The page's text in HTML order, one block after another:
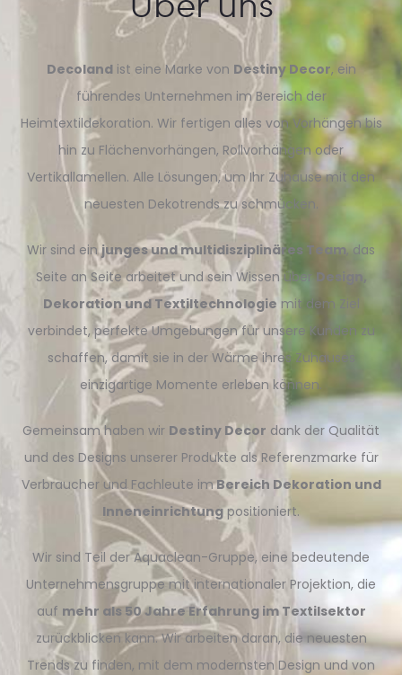
Decolandist eine Marke von Destiny Decor, ein
führendes Unternehmen im Bereich der
Heimtextildekoration. Wir fertigen alles von Vorhängen bis
hin zu Flächenvorhängen, Rollvorhängen oder
Vertikallamellen. Alle Lösungen, um Ihr Zuhause mit den
neuesten Dekotrends zu schmücken.
Wir sind einjunges und multidisziplinäres Team, das
Seite an Seite arbeitet und sein Wissen über Design,
Dekoration und Textiltechnologie mit dem Ziel
verbindet, perfekte Umgebungen für unsere Kunden zu
schaffen, damit sie in der Wärme ihres Zuhauses
einzigartige Momente erleben können.
Gemeinsam haben wir Destiny Decor dank der Qualität
und des Designs unserer Produkte als Referenzmarke für
Verbraucher und Fachleute imBereich Dekoration und
Inneneinrichtungpositioniert.
Wir sind Teil der Aquaclean-Gruppe, eine bedeutende
Unternehmensgruppe mit internationaler Projektion, die
auf mehr als 50 Jahre Erfahrung im Textilsektor
zurückblicken kann. Wir arbeiten daran, die neuesten
Trends zu finden, mit dem modernsten Design und von